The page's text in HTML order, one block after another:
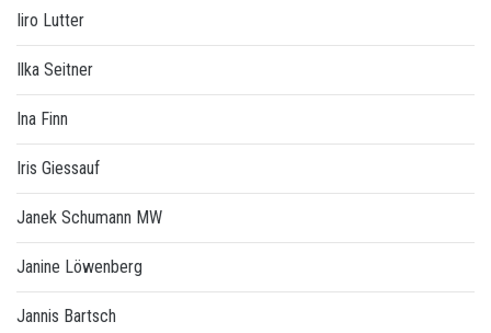
Iiro Lutter
Ilka Seitner
Ina Finn
Iris Giessauf
Janek Schumann MW
Janine Löwenberg
Jannis Bartsch